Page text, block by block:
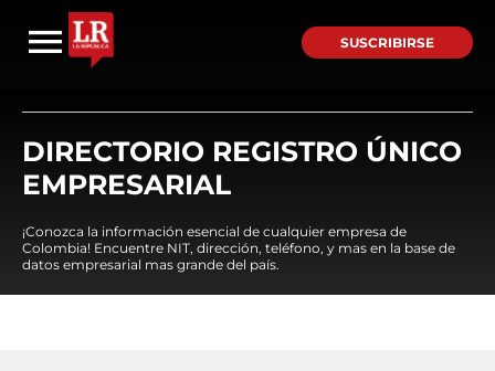
SUSCRIBIRSE
DIRECTORIO REGISTRO ÚNICO
EMPRESARIAL
¡Conozca la información esencial de cualquier empresa de
Colombia! Encuentre NIT, dirección, teléfono, y mas en la base de
datos empresarial mas grande del país.